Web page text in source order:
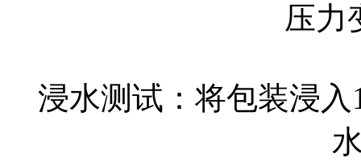
压力
浸水测试：将包装浸